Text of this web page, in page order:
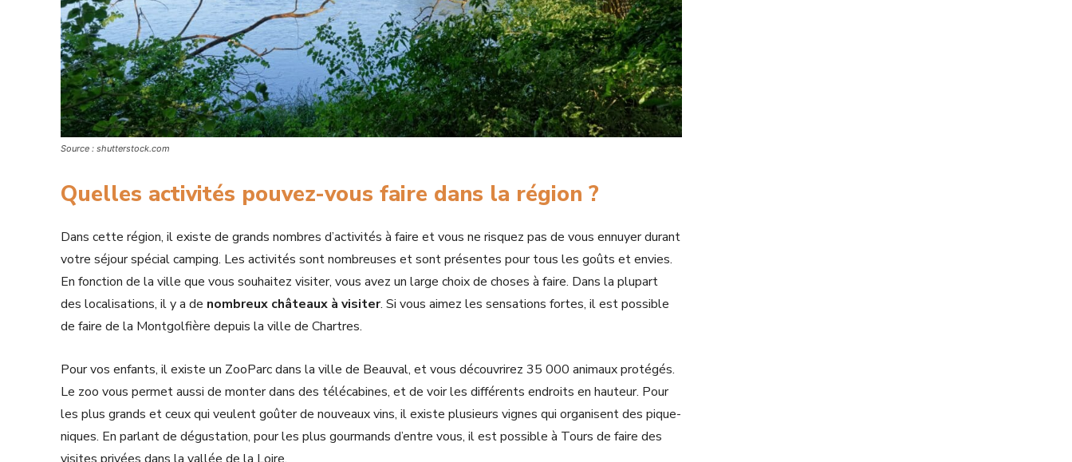
Source : shutterstock.com
Quelles activités pouvez-vous faire dans la région ?
Dans cette région, il existe de grands nombres d’activités à faire et vous ne risquez pas de vous ennuyer durant
votre séjour spécial camping. Les activités sont nombreuses et sont présentes pour tous les goûts et envies.
En fonction de la ville que vous souhaitez visiter, vous avez un large choix de choses à faire. Dans la plupart
des localisations, il y a de nombreux châteaux à visiter. Si vous aimez les sensations fortes, il est possible
de faire de la Montgolfière depuis la ville de Chartres.
Pour vos enfants, il existe un ZooParc dans la ville de Beauval, et vous découvrirez 35 000 animaux protégés.
Le zoo vous permet aussi de monter dans des télécabines, et de voir les différents endroits en hauteur. Pour
les plus grands et ceux qui veulent goûter de nouveaux vins, il existe plusieurs vignes qui organisent des pique-
niques. En parlant de dégustation, pour les plus gourmands d’entre vous, il est possible à Tours de faire des